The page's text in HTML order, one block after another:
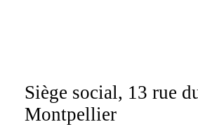
Siège social, 13 rue
Montpellier